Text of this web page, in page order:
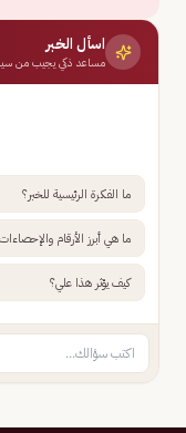
اسأل الخبر
مساعد ذكي يجيب من
ما الفكرة الرئيسية للخبر؟
ما هي أبرز الأرقام
كيف يؤثر هذا علي؟